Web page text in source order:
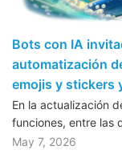
Bots con IA
automatización
emojis y stickers
En la actualización
funciones, entre las
May 7, 2026